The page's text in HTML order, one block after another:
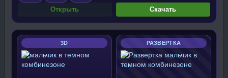
Открыть Скачать
3D РАЗВЕРТКА